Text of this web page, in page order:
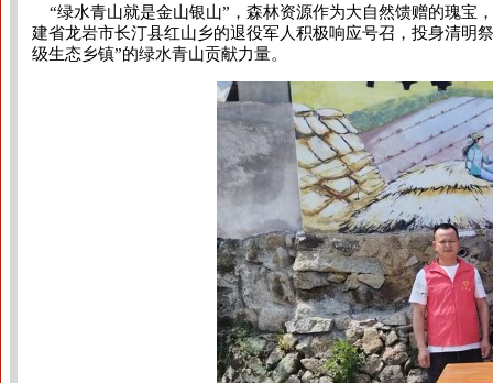
“绿水青山就是金山银山”，森林资源作为大自然馈赠的瑰宝
建省龙岩市长汀县红山乡的退役军人积极响应号召，投身清明
级生态乡镇”的绿水青山贡献力量。